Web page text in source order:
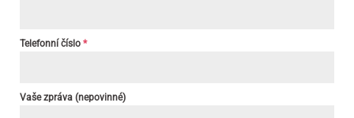
Telefonní číslo *
Vaše zpráva (nepovinné)